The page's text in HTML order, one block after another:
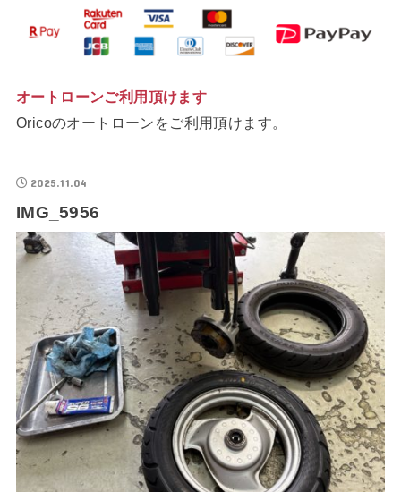
オートローンご利用頂けます
Oricoのオートローンをご利用頂けます。
2025.11.04
IMG_5956